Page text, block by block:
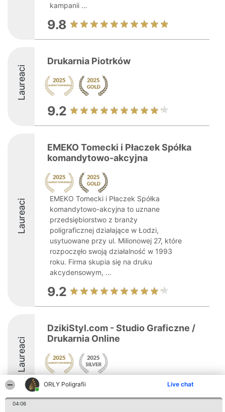
ORŁY Poligrafii Live chat
04:06
kampanii ...
9.8
Laureaci
Drukarnia Piotrków
9.2
Laureaci
EMEKO Tomecki i Płaczek Spółka
komandytowo-akcyjna
EMEKO Tomecki i Płaczek Spółka
komandytowo-akcyjna to uznane
przedsiębiorstwo z branży
poligraficznej działające w Łodzi,
usytuowane przy ul. Milionowej 27, które
rozpoczęło swoją działalność w 1993
roku. Firma skupia się na druku
akcydensowym, ...
9.2
Laureaci
DzikiStyl.com - Studio Graficzne /
Drukarnia Online
8.8